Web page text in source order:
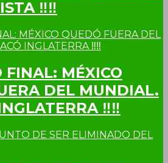
‼‼
FINAL: MÉXICO
DEL MUNDIAL.
‼‼